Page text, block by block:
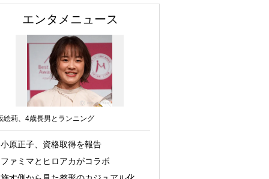
エンタメニュース
絵莉、4歳長男とランニング
小原正子、資格取得を報告
ファミマとヒロアカがコラボ